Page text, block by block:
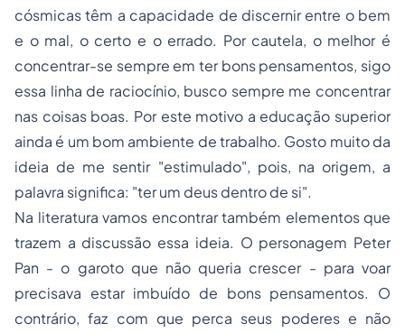
cósmicas têm a capacidade de discernir entre o bem
e o mal, o certo e o errado. Por cautela, o melhor é
concentrar-se sempre em ter bons pensamentos, sigo
essa linha de raciocínio, busco sempre me concentrar
nas coisas boas. Por este motivo a educação superior
ainda é um bom ambiente de trabalho. Gosto muito da
ideia de me sentir "estimulado", pois, na origem, a
palavra significa: "ter um deus dentro de si".
Na literatura vamos encontrar também elementos que
trazem a discussão essa ideia. O personagem Peter
Pan - o garoto que não queria crescer - para voar
precisava estar imbuído de bons pensamentos. O
contrário, faz com que perca seus poderes e não